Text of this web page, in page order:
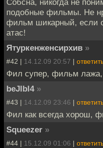
подобные фильмы. Не
фильм шикарный, если
атас!
Ятуркенженсирхив »
#42 | 14.12.09 20:57 |
Фил супер, фильм лажа,
beJlbl4 »
#43 | 14.12.09 23:46 |
Фил как всегда хорош,
Squeezer »
#44 | 15.12.09 01:06 |